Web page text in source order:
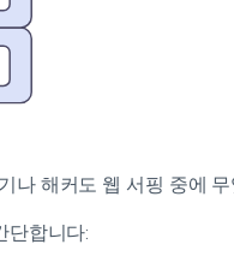
해커도 웹 서핑 중에
단합니다: